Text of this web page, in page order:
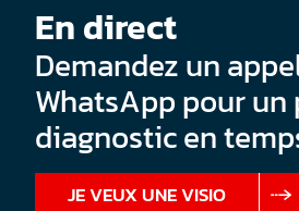
En direct
Demandez un
WhatsApp pour un
diagnostic en
JE VEUX UNE VISIO